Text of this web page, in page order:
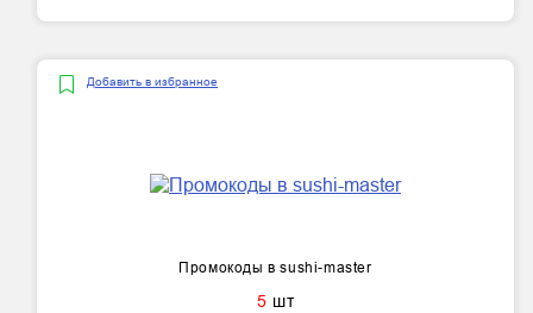
Добавить в избранное
Промокоды в sushi-master
5 шт